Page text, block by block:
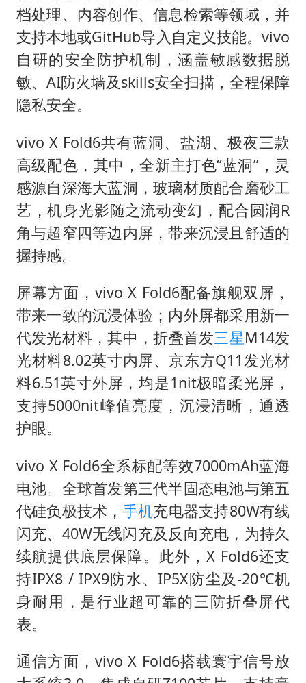
档处理、内容创作、信息检索等领域，并
支持本地或GitHub导入自定义技能。vivo
自研的安全防护机制，涵盖敏感数据脱
敏、AI防火墙及skills安全扫描，全程保障
隐私安全。
vivo X Fold6共有蓝洞、盐湖、极夜三款
高级配色，其中，全新主打色“蓝洞”，灵
感源自深海大蓝洞，玻璃材质配合磨砂工
艺，机身光影随之流动变幻，配合圆润R
角与超窄四等边内屏，带来沉浸且舒适的
握持感。
屏幕方面，vivo X Fold6配备旗舰双屏，
带来一致的沉浸体验；内外屏都采用新一
代发光材料，其中，折叠首发三星M14发
光材料8.02英寸内屏、京东方Q11发光材
料6.51英寸外屏，均是1nit极暗柔光屏，
支持5000nit峰值亮度，沉浸清晰，通透
护眼。
vivo X Fold6全系标配等效7000mAh蓝海
电池。全球首发第三代半固态电池与第五
代硅负极技术， 手机充电器支持80W有线
闪充、40W无线闪充及反向充电，为持久
续航提供底层保障。此外，X Fold6还支
持IPX8 / IPX9防水、IP5X防尘及-20℃机
身耐用，是行业超可靠的三防折叠屏代
表。
通信方面，vivo X Fold6搭载寰宇信号放